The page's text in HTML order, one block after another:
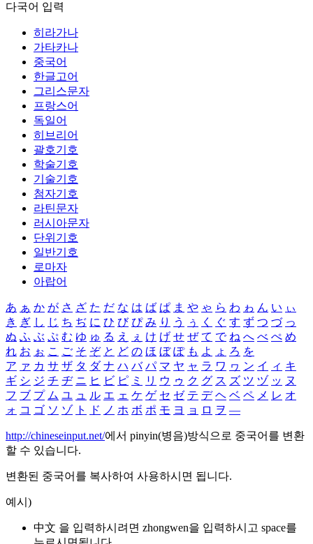
다국어 입력
히라가나
가타카나
중국어
한글고어
그리스문자
프랑스어
독일어
히브리어
괄호기호
학술기호
기술기호
첨자기호
라틴문자
러시아문자
단위기호
일반기호
로마자
아랍어
あ ぁ か が さ ざ た だ な は ば ぱ ま や ゃ ら わ ゎ ん い ぃ
き ぎ し じ ち ぢ に ひ び ぴ み り う ぅ く ぐ す ず つ づ っ
ぬ ふ ぶ ぷ む ゆ ゅ る え ぇ け げ せ ぜ て で ね へ べ ぺ め
れ お ぉ こ ご そ ぞ と ど の ほ ぼ ぽ も よ ょ ろ を
ア ァ カ サ ザ タ ダ ナ ハ バ パ マ ヤ ャ ラ ワ ヮ ン イ ィ キ
ギ シ ジ チ ヂ ニ ヒ ビ ピ ミ リ ウ ゥ ク グ ス ズ ツ ヅ ッ ヌ
フ ブ プ ム ユ ュ ル エ ェ ケ ゲ セ ゼ テ デ ヘ ベ ペ メ レ オ
ォ コ ゴ ソ ゾ ト ド ノ ホ ボ ポ モ ヨ ョ ロ ヲ ―
http://chineseinput.net/에서 pinyin(병음)방식으로 중국어를 변환
할 수 있습니다.
변환된 중국어를 복사하여 사용하시면 됩니다.
예시)
中文 을 입력하시려면 zhongwen을 입력하시고 space를